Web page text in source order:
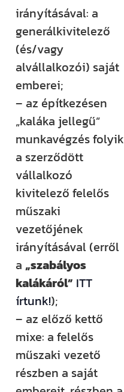
irányításával: a
generálkivitelező
(és/vagy
alvállalkozói) saját
emberei;
– az építkezésen
„kaláka jellegű”
munkavégzés folyik
a szerződött
vállalkozó
kivitelező felelős
műszaki
vezetőjének
irányításával (erről
a„szabályos
kalákáról” ITT
írtunk!);
– az előző kettő
mixe: a felelős
műszaki vezető
részben a saját